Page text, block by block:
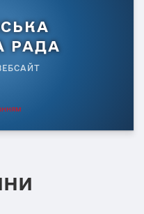
РАДА